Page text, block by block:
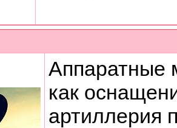
Аппаратные
как
артиллерия